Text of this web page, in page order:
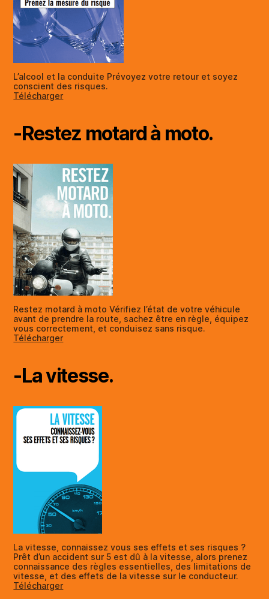
L’alcool et la conduite Prévoyez votre retour et soyez
conscient des risques.
Télécharger
-Restez motard à moto.
Restez motard à moto Vérifiez l’état de votre véhicule
avant de prendre la route, sachez être en règle, équipez
vous correctement, et conduisez sans risque.
Télécharger
-La vitesse.
La vitesse, connaissez vous ses effets et ses risques ?
Prêt d’un accident sur 5 est dû à la vitesse, alors prenez
connaissance des règles essentielles, des limitations de
vitesse, et des effets de la vitesse sur le conducteur.
Télécharger